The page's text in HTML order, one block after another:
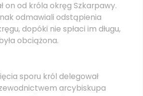
on od króla okręg Szkarpawy.
odmawiali odstąpienia
dopóki nie spłaci im długu,
obciążona.
sporu król delegował
arcybiskupa